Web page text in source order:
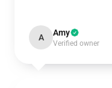
A Amy
Verified owner